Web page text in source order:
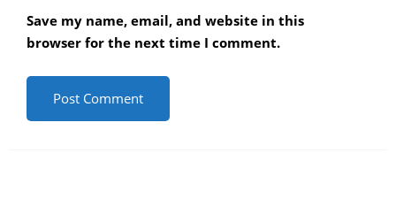
Save my name, email, and website in this
browser for the next time I comment.